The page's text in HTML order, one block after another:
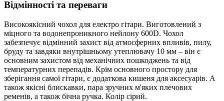
Відмінності та переваги
Високоякісний чохол для електро гітари. Виготовлений з
міцного та водонепроникного нейлону 600D. Чохол
забезпечує відмінний захист від атмосферних впливів, пилу,
бруду та завдяки внутрішньому утеплювачу 10 мм – він є
основним захистом від механічних пошкоджень та від
температурних перепадів. Крім основного простору для
зберігання самої гітари, є додаткова кишеня для аксесуарів. А
також якісні блискавки, пара зручних м'яких плечових
ременів, а також бічна ручка. Колір сірий.